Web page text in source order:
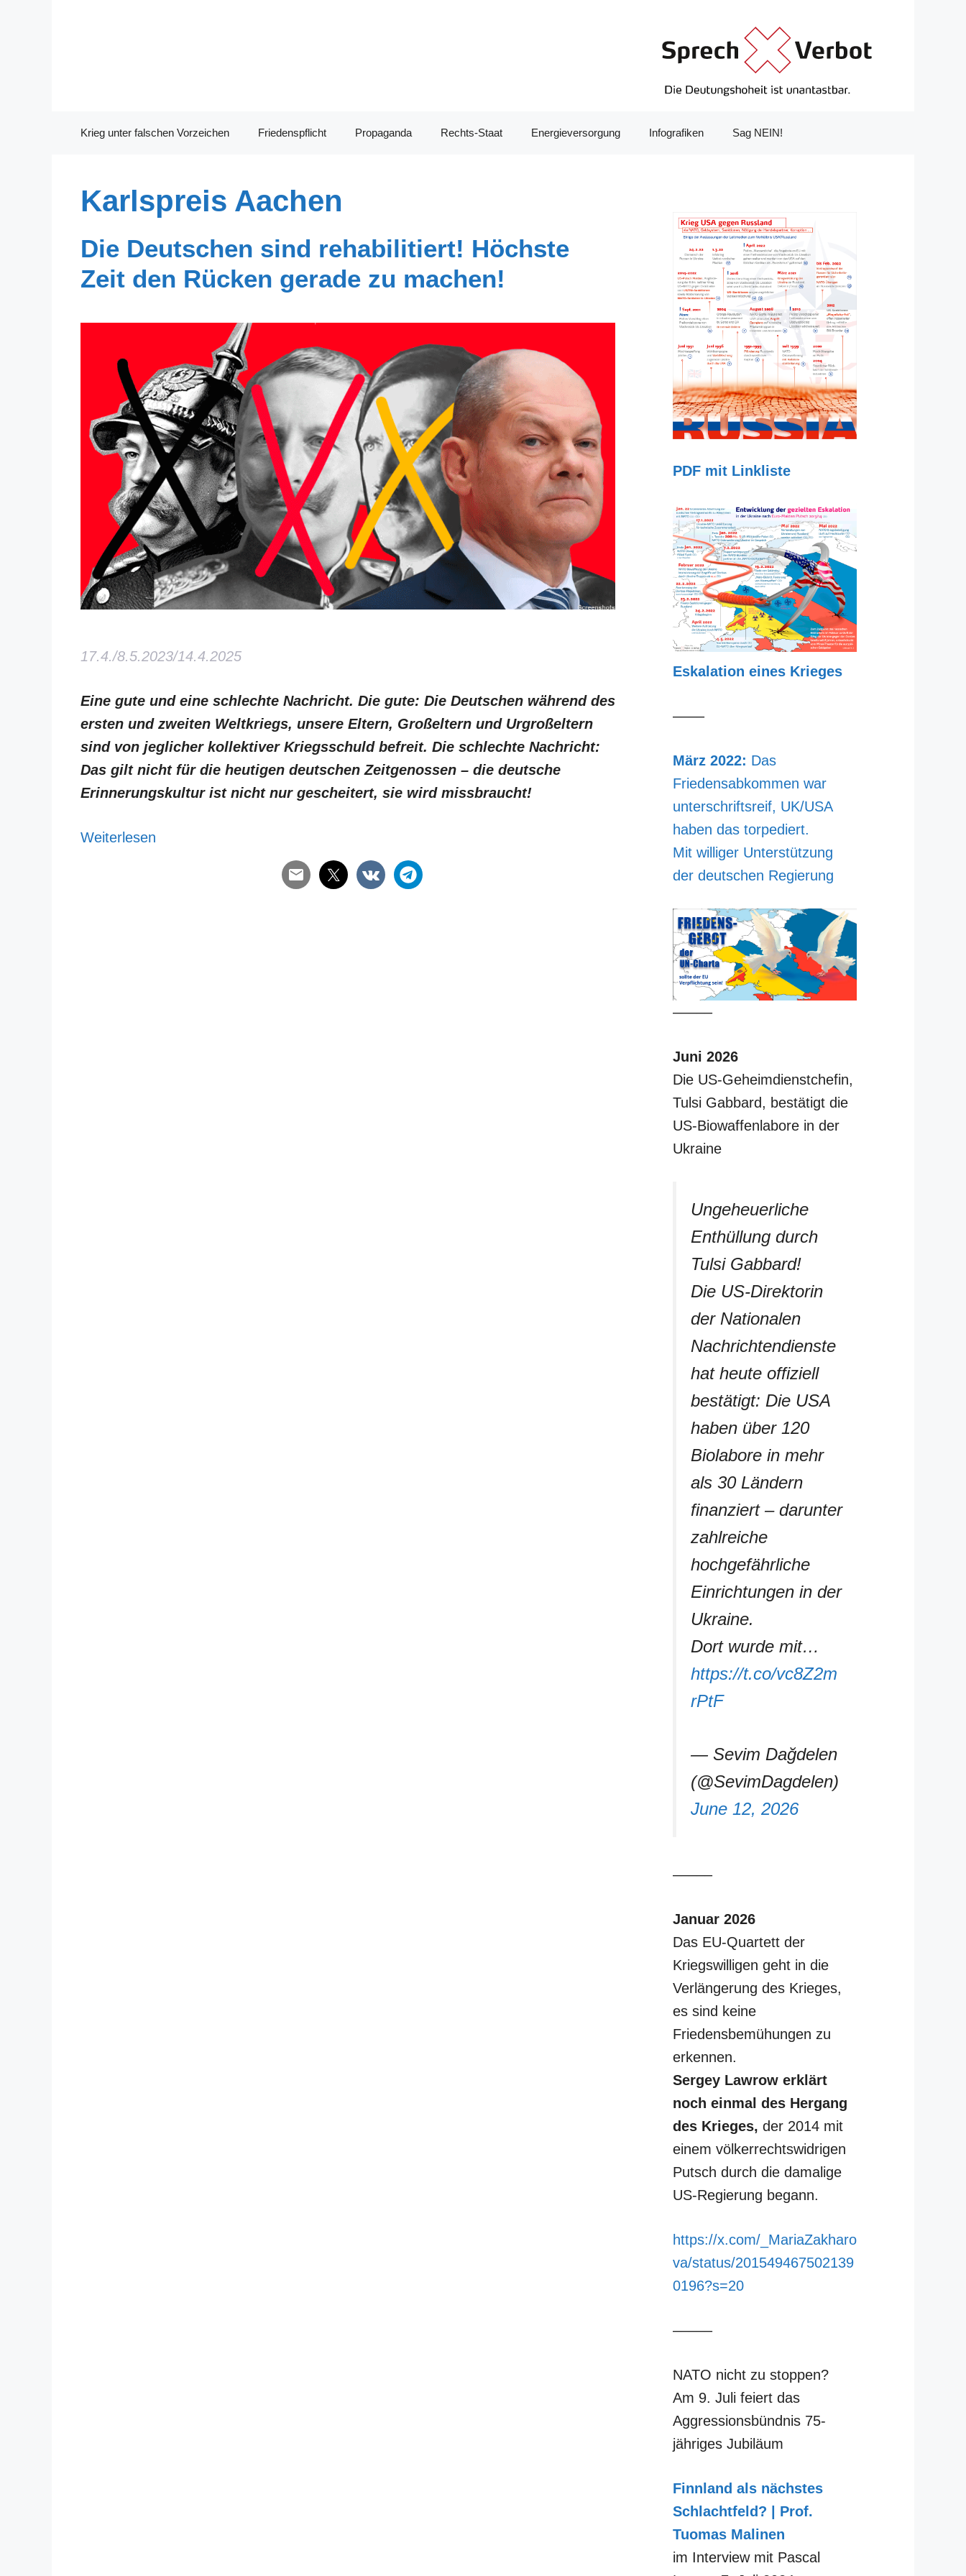
Krieg unter falschen Vorzeichen Friedenspflicht Propaganda Rechts-Staat Energieversorgung Infografiken Sag NEIN!
Karlspreis Aachen
Die Deutschen sind rehabilitiert! Höchste
Zeit den Rücken gerade zu machen!
17.4./8.5.2023/14.4.2025
Eine gute und eine schlechte Nachricht. Die gute: Die Deutschen während des
ersten und zweiten Weltkriegs, unsere Eltern, Großeltern und Urgroßeltern
sind von jeglicher kollektiver Kriegsschuld befreit. Die schlechte Nachricht:
Das gilt nicht für die heutigen deutschen Zeitgenossen – die deutsche
Erinnerungskultur ist nicht nur gescheitert, sie wird missbraucht!
Weiterlesen
PDF mit Linkliste
Eskalation eines Krieges
––––
März 2022: Das
Friedensabkommen war
unterschriftsreif, UK/USA
haben das torpediert.
Mit williger Unterstützung
der deutschen Regierung
–––––
Juni 2026
Die US-Geheimdienstchefin,
Tulsi Gabbard, bestätigt die
US-Biowaffenlabore in der
Ukraine
Ungeheuerliche
Enthüllung durch
Tulsi Gabbard!
Die US-Direktorin
der Nationalen
Nachrichtendienste
hat heute offiziell
bestätigt: Die USA
haben über 120
Biolabore in mehr
als 30 Ländern
finanziert – darunter
zahlreiche
hochgefährliche
Einrichtungen in der
Ukraine.
Dort wurde mit…
https://t.co/vc8Z2m
rPtF
— Sevim Dağdelen
(@SevimDagdelen)
June 12, 2026
–––––
Januar 2026
Das EU-Quartett der
Kriegswilligen geht in die
Verlängerung des Krieges,
es sind keine
Friedensbemühungen zu
erkennen.
Sergey Lawrow erklärt
noch einmal des Hergang
des Krieges, der 2014 mit
einem völkerrechtswidrigen
Putsch durch die damalige
US-Regierung begann.
https://x.com/_MariaZakharo
va/status/201549467502139
0196?s=20
–––––
NATO nicht zu stoppen?
Am 9. Juli feiert das
Aggressionsbündnis 75-
jähriges Jubiläum
Finnland als nächstes
Schlachtfeld? | Prof.
Tuomas Malinen
im Interview mit Pascal